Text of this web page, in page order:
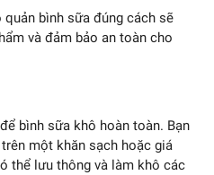
quản bình sữa đúng cách sẽ
và đảm bảo an toàn cho
bình sữa khô hoàn toàn. Bạn
một khăn sạch hoặc giá
thể lưu thông và làm khô các